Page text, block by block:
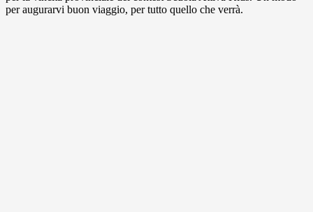
per augurarvi buon viaggio, per tutto quello che verrà.